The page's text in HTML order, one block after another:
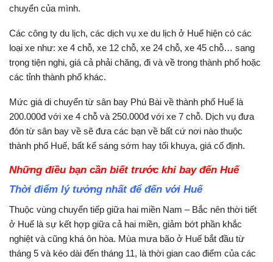
chuyển của mình.
Các công ty du lịch, các dịch vụ xe du lịch ở Huế hiện có các
loại xe như: xe 4 chỗ, xe 12 chỗ, xe 24 chỗ, xe 45 chỗ… sang
trọng tiện nghi, giá cả phải chăng, đi và về trong thành phố hoặc
các tỉnh thành phố khác.
Mức giá di chuyển từ sân bay Phú Bài về thành phố Huế là
200.000đ với xe 4 chỗ và 250.000đ với xe 7 chỗ. Dịch vụ đưa
đón từ sân bay về sẽ đưa các bạn về bất cứ nơi nào thuộc
thành phố Huế, bất kể sáng sớm hay tối khuya, giá cố định.
Những điều bạn cần biết trước khi bay đến Huế
Thời điểm lý tưởng nhất để đến với Huế
Thuộc vùng chuyển tiếp giữa hai miền Nam – Bắc nên thời tiết
ở Huế là sự kết hợp giữa cả hai miền, giảm bớt phần khắc
nghiệt và cũng khá ôn hòa. Mùa mưa bão ở Huế bắt đầu từ
tháng 5 và kéo dài đến tháng 11, là thời gian cao điểm của các